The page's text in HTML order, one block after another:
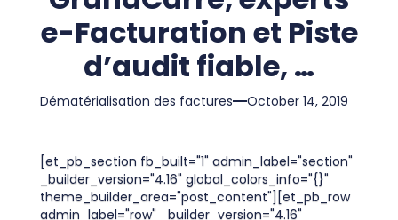
e-Facturation et Piste
d’audit fiable, …
Dématérialisation des factures October 14, 2019
[et_pb_section fb_built="1" admin_label="section"
_builder_version="4.16" global_colors_info="{}"
theme_builder_area="post_content"][et_pb_row
admin_label="row" _builder_version="4.16"